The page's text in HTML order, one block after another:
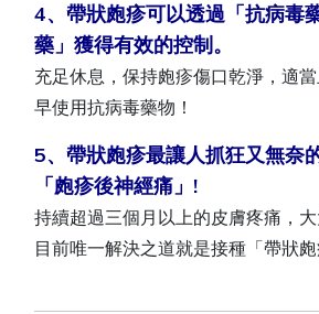
4、帶狀皰疹可以透過「抗病毒
藥」獲得有效的控制。
充足休息，保持皰疹傷口乾淨，適
早使用抗病毒藥物！
5、帶狀皰疹最讓人抓狂又無奈
「皰疹後神經痛」!
持續超過三個月以上的皮膚疼痛，大
目前唯一解決之道就是接種「帶狀皰